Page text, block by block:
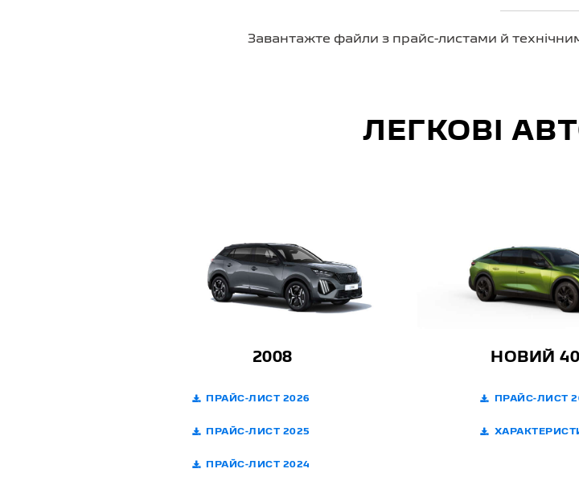
Завантажте файли з прайс-листами й
ЛЕГКОВІ
2008
ПРАЙС-ЛИСТ 2026
ПРАЙС-ЛИСТ 2025
ПРАЙС-ЛИСТ 2024
НОВИЙ
ПРАЙС-ЛИСТ